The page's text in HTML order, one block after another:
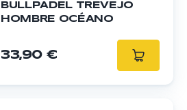
BULLPADEL TREVEJO
HOMBRE OCÉANO
33,90 €